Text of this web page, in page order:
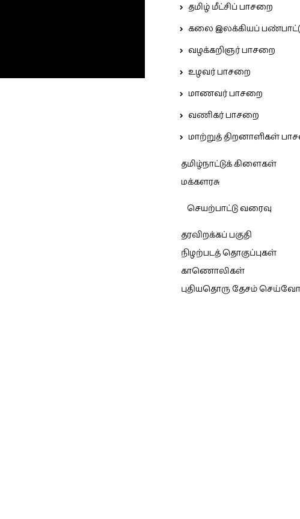
தமிழ் மீட்சிப் பாசறை
கலை இலக்கியப்
வழக்கறிஞர் பாசறை
உழவர் பாசறை
மாணவர் பாசறை
வணிகர் பாசறை
மாற்றுத் திறனாளிகள்
தமிழ்நாட்டுக் கிளைகள்
மக்களரசு
செயற்பாட்டு வரைவு
தரவிறக்கப் பகுதி
நிழற்படத் தொகுப்புகள்
காணொலிகள்
புதியதொரு தேசம்